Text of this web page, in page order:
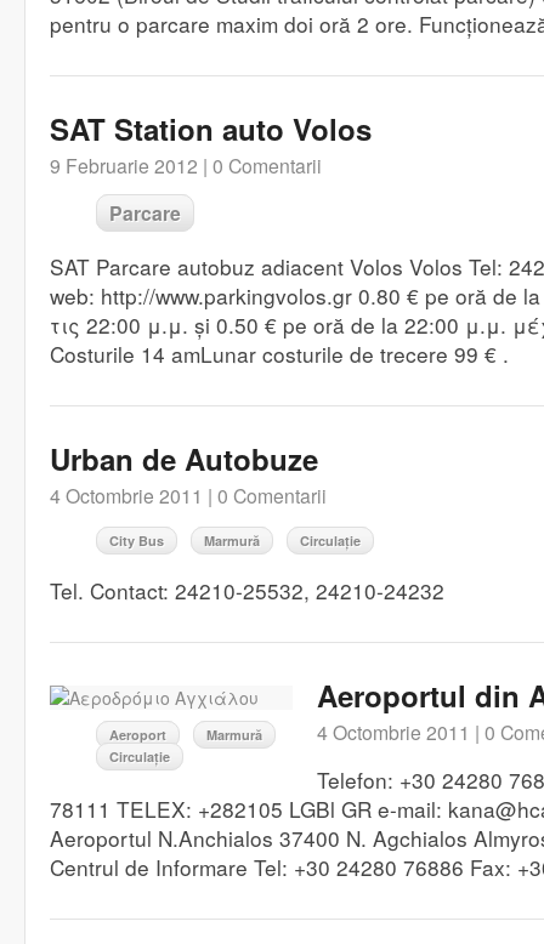
pentru o parcare maxim doi oră 2 ore.
SAT Station auto Volos
9 Februarie 2012 | 0 Comentarii
Parcare
SAT Parcare autobuz adiacent Volos Volos Tel:
web: http://www.parkingvolos.gr 0.80 € pe oră de
τις 22:00 μ.μ. și 0.50 € pe oră de la 22:00 μ.μ.
Costurile 14 amLunar costurile de trecere 99 € .
Urban de Autobuze
4 Octombrie 2011 | 0 Comentarii
City Bus Marmură Circulație
Tel. Contact: 24210-25532, 24210-24232
Aeroport
Marmură
Circulație
Aeroportul din
4 Octombrie 2011 | 0
Telefon: +30 24280
78111 TELEX: +282105 LGBl GR e-mail:
Aeroportul N.Anchialos 37400 N. Agchialos
Centrul de Informare Tel: +30 24280 76886 Fax: